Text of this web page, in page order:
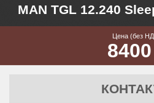
MAN TGL 12.240
Цена (без